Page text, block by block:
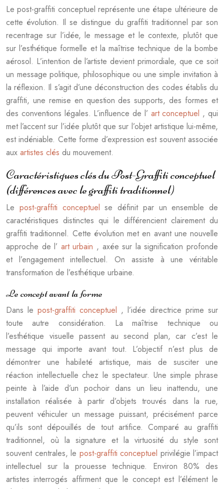
Le post-graffiti conceptuel représente une étape ultérieure de
cette évolution. Il se distingue du graffiti traditionnel par son
recentrage sur l’idée, le message et le contexte, plutôt que
sur l’esthétique formelle et la maîtrise technique de la bombe
aérosol. L’intention de l’artiste devient primordiale, que ce soit
un message politique, philosophique ou une simple invitation à
la réflexion. Il s’agit d’une déconstruction des codes établis du
graffiti, une remise en question des supports, des formes et
des conventions légales. L’influence de l’ art conceptuel , qui
met l’accent sur l’idée plutôt que sur l’objet artistique lui-même,
est indéniable. Cette forme d’expression est souvent associée
aux artistes clés du mouvement.
Caractéristiques clés du Post-Graffiti conceptuel
(différences avec le graffiti traditionnel)
Le post-graffiti conceptuelse définit par un ensemble de
caractéristiques distinctes qui le différencient clairement du
graffiti traditionnel. Cette évolution met en avant une nouvelle
approche de l’ art urbain , axée sur la signification profonde
et l’engagement intellectuel. On assiste à une véritable
transformation de l’esthétique urbaine.
Le concept avant la forme
Dans le post-graffiti conceptuel , l’idée directrice prime sur
toute autre considération. La maîtrise technique ou
l’esthétique visuelle passent au second plan, car c’est le
message qui importe avant tout. L’objectif n’est plus de
démontrer une habileté artistique, mais de susciter une
réaction intellectuelle chez le spectateur. Une simple phrase
peinte à l’aide d’un pochoir dans un lieu inattendu, une
installation réalisée à partir d’objets trouvés dans la rue,
peuvent véhiculer un message puissant, précisément parce
qu’ils sont dépouillés de tout artifice. Comparé au graffiti
traditionnel, où la signature et la virtuosité du style sont
souvent centrales, le post-graffiti conceptuel privilégie l’impact
intellectuel sur la prouesse technique. Environ 80% des
artistes interrogés affirment que le concept est l’élément le